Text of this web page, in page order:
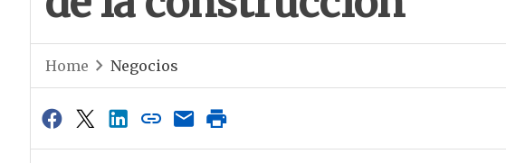
Home Negocios